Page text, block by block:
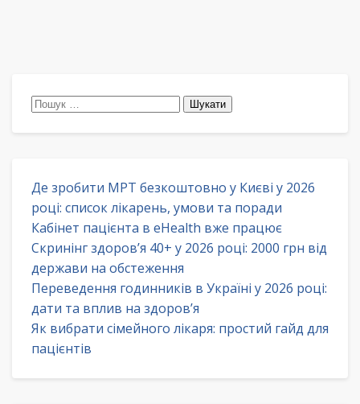
Пошук:
Де зробити МРТ безкоштовно у Києві у 2026
році: список лікарень, умови та поради
Кабінет пацієнта в eHealth вже працює
Скринінг здоров’я 40+ у 2026 році: 2000 грн від
держави на обстеження
Переведення годинників в Україні у 2026 році:
дати та вплив на здоров’я
Як вибрати сімейного лікаря: простий гайд для
пацієнтів